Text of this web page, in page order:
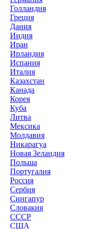
Голландия
Греция
Дания
Индия
Иран
Ирландия
Испания
Италия
Казахстан
Канада
Корея
Куба
Литва
Мексика
Молдавия
Никарагуа
Новая Зеландия
Польша
Португалия
Россия
Сербия
Сингапур
Словакия
СССР
США